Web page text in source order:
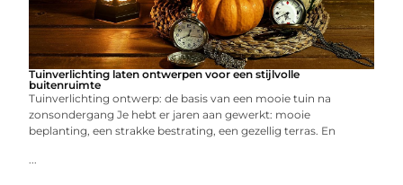
Tuinverlichting laten ontwerpen voor een stijlvolle
buitenruimte
Tuinverlichting ontwerp: de basis van een mooie tuin na
zonsondergang Je hebt er jaren aan gewerkt: mooie
beplanting, een strakke bestrating, een gezellig terras. En
...